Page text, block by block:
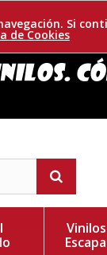
Si
de Cookies